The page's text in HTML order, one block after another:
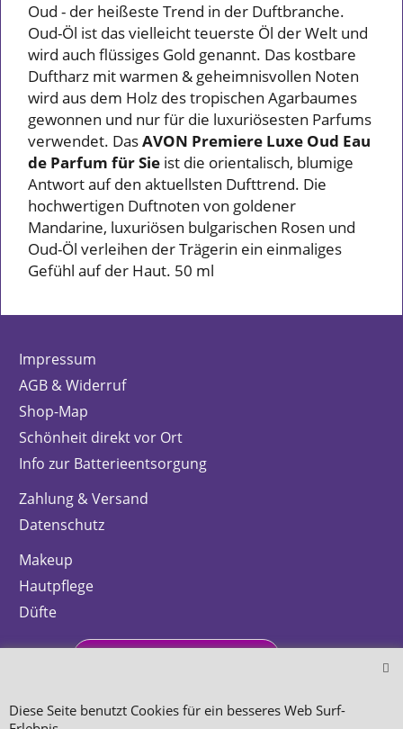
Oud - der heißeste Trend in der Duftbranche.
Oud-Öl ist das vielleicht teuerste Öl der Welt und
wird auch flüssiges Gold genannt. Das kostbare
Duftharz mit warmen & geheimnisvollen Noten
wird aus dem Holz des tropischen Agarbaumes
gewonnen und nur für die luxuriösesten Parfums
verwendet. DasAVON Premiere Luxe Oud Eau
de Parfum für Sie ist die orientalisch, blumige
Antwort auf den aktuellsten Dufttrend. Die
hochwertigen Duftnoten von goldener
Mandarine, luxuriösen bulgarischen Rosen und
Oud-Öl verleihen der Trägerin ein einmaliges
Gefühl auf der Haut. 50 ml
Impressum
AGB & Widerruf
Shop-Map
Schönheit direkt vor Ort
Info zur Batterieentsorgung
Zahlung & Versand
Datenschutz
Makeup
Hautpflege
Düfte
Diese Seite benutzt Cookies für ein besseres Web Surf-